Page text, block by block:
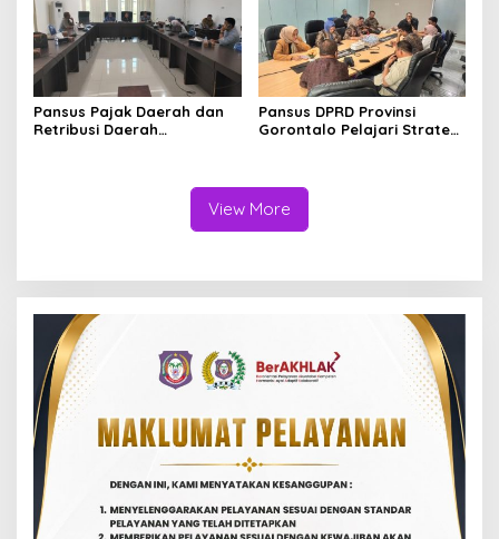
Pansus Pajak Daerah dan
Retribusi Daerah
Pansus DPRD Provinsi
Gorontalo Pelajari Strategi
View More